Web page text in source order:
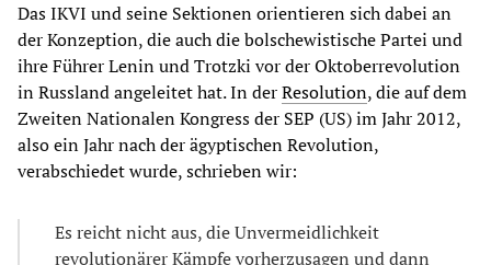
Das IKVI und seine Sektionen orientieren sich dabei an
der Konzeption, die auch die bolschewistische Partei und
ihre Führer Lenin und Trotzki vor der Oktoberrevolution
in Russland angeleitet hat. In derResolution, die auf dem
Zweiten Nationalen Kongress der SEP (US) im Jahr 2012,
also ein Jahr nach der ägyptischen Revolution,
verabschiedet wurde, schrieben wir:
Es reicht nicht aus, die Unvermeidlichkeit
revolutionärer Kämpfe vorherzusagen und dann